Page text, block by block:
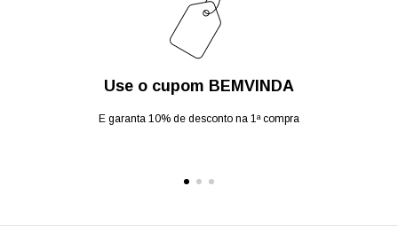
Use o cupom BEMVINDA
E garanta 10% de desconto na 1ª compra